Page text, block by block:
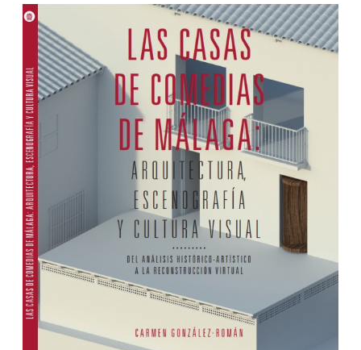
a
a
e
n
t
r
a
d
a